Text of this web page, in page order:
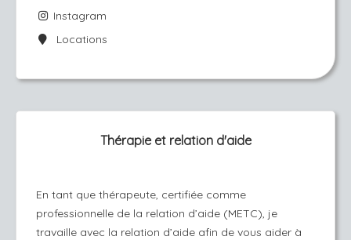
Instagram
Locations
Thérapie et relation d'aide
En tant que thérapeute, certifiée comme
professionnelle de la relation d’aide (METC), je
travaille avec la relation d’aide afin de vous aider à